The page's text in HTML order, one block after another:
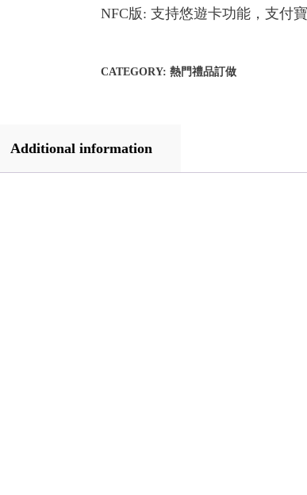
NFC版: 支持悠遊卡功能，支付寶
CATEGORY: 熱門禮品訂做
Additional information